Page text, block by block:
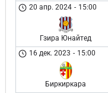
20 апр. 2024 - 15:00
Гзира Юнайтед
16 дек. 2023 - 15:00
Биркиркара